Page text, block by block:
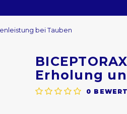
bei Tauben
Erholung
0